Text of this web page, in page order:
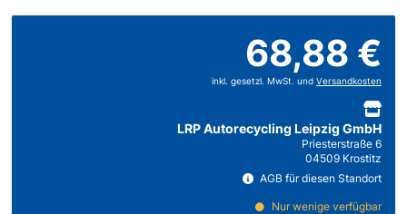
68,88 €
inkl. gesetzl. MwSt. und Versandkosten
LRP Autorecycling Leipzig GmbH
Priesterstraße 6
04509 Krostitz
AGB für diesen Standort
Nur wenige verfügbar